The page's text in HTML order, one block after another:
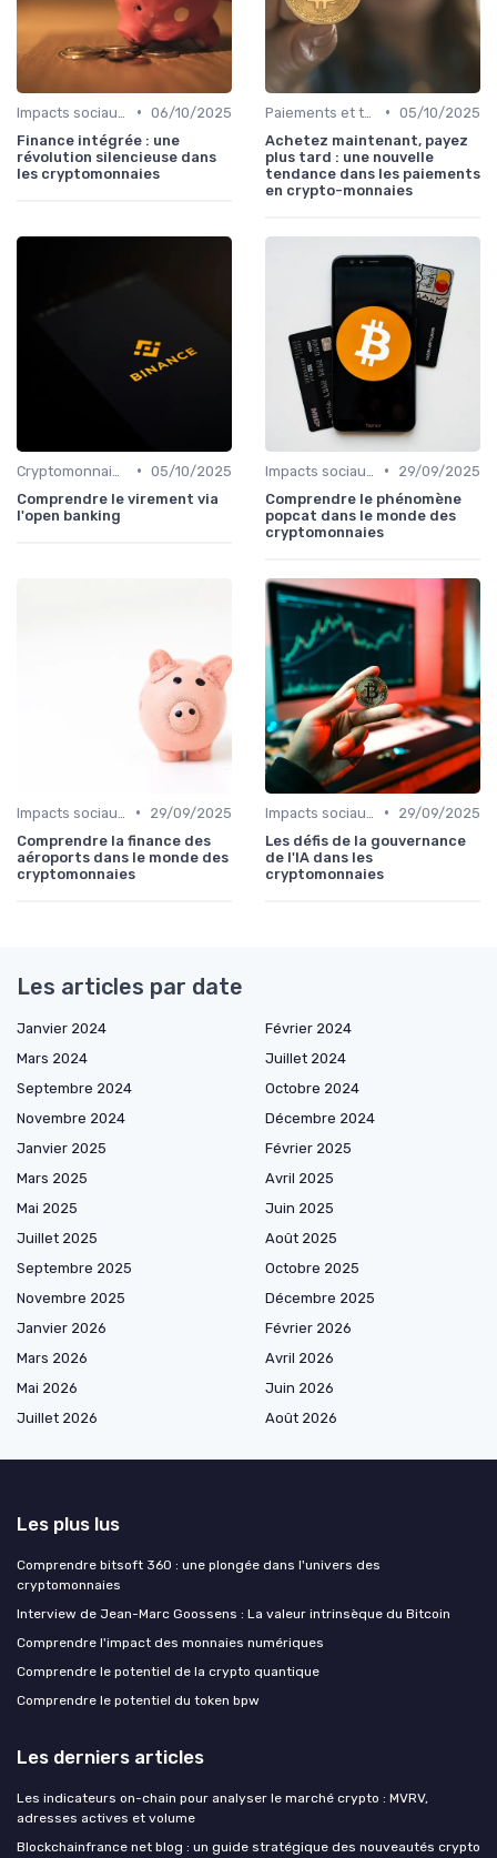
• 06/10/2025
Finance intégrée : une
révolution silencieuse dans
les cryptomonnaies
• 05/10/2025
Achetez maintenant, payez
plus tard : une nouvelle
tendance dans les paiements
en crypto-monnaies
• 05/10/2025
Comprendre le virement via
l'open banking
•
29/09/2025
Comprendre le phénomène
popcat dans le monde des
cryptomonnaies
•
29/09/2025
Comprendre la finance des
aéroports dans le monde des
cryptomonnaies
•
29/09/2025
Les défis de la gouvernance
de l'IA dans les
cryptomonnaies
Les articles par date
Janvier 2024
Février 2024
Mars 2024
Juillet 2024
Septembre 2024
Octobre 2024
Novembre 2024
Décembre 2024
Janvier 2025
Février 2025
Mars 2025
Avril 2025
Mai 2025
Juin 2025
Juillet 2025
Août 2025
Septembre 2025
Octobre 2025
Novembre 2025
Décembre 2025
Janvier 2026
Février 2026
Mars 2026
Avril 2026
Mai 2026
Juin 2026
Juillet 2026
Août 2026
Les plus lus
Comprendre bitsoft 360 : une plongée dans l'univers des
cryptomonnaies
Interview de Jean-Marc Goossens : La valeur intrinsèque du Bitcoin
Comprendre l'impact des monnaies numériques
Comprendre le potentiel de la crypto quantique
Comprendre le potentiel du token bpw
Les derniers articles
Les indicateurs on-chain pour analyser le marché crypto : MVRV,
adresses actives et volume
Blockchainfrance net blog : un guide stratégique des nouveautés crypto